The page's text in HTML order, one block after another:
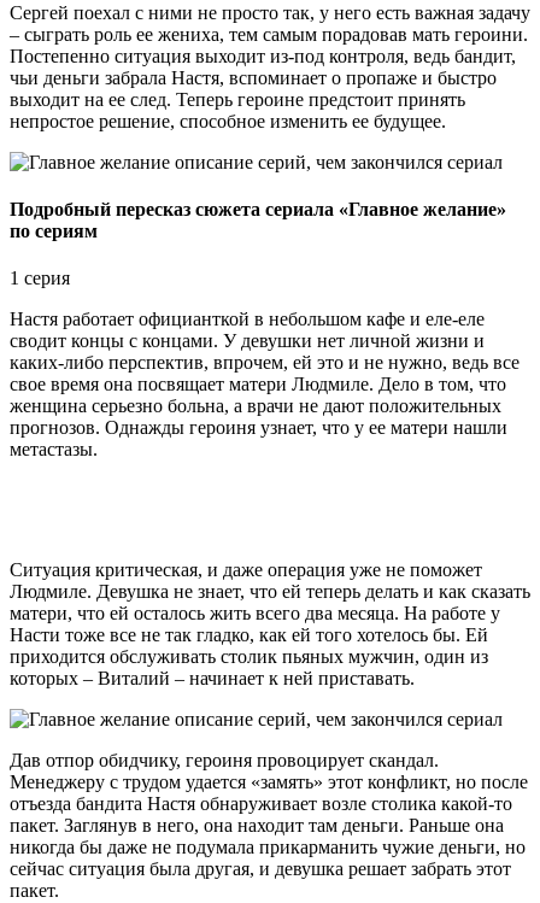
Сергей поехал с ними не просто так, у него есть важная задачу
– сыграть роль ее жениха, тем самым порадовав мать героини.
Постепенно ситуация выходит из-под контроля, ведь бандит,
чьи деньги забрала Настя, вспоминает о пропаже и быстро
выходит на ее след. Теперь героине предстоит принять
непростое решение, способное изменить ее будущее.
Подробный пересказ сюжета сериала «Главное желание»
по сериям
1 серия
Настя работает официанткой в небольшом кафе и еле-еле
сводит концы с концами. У девушки нет личной жизни и
каких-либо перспектив, впрочем, ей это и не нужно, ведь все
свое время она посвящает матери Людмиле. Дело в том, что
женщина серьезно больна, а врачи не дают положительных
прогнозов. Однажды героиня узнает, что у ее матери нашли
метастазы.
Ситуация критическая, и даже операция уже не поможет
Людмиле. Девушка не знает, что ей теперь делать и как сказать
матери, что ей осталось жить всего два месяца. На работе у
Насти тоже все не так гладко, как ей того хотелось бы. Ей
приходится обслуживать столик пьяных мужчин, один из
которых – Виталий – начинает к ней приставать.
Дав отпор обидчику, героиня провоцирует скандал.
Менеджеру с трудом удается «замять» этот конфликт, но после
отъезда бандита Настя обнаруживает возле столика какой-то
пакет. Заглянув в него, она находит там деньги. Раньше она
никогда бы даже не подумала прикарманить чужие деньги, но
сейчас ситуация была другая, и девушка решает забрать этот
пакет.